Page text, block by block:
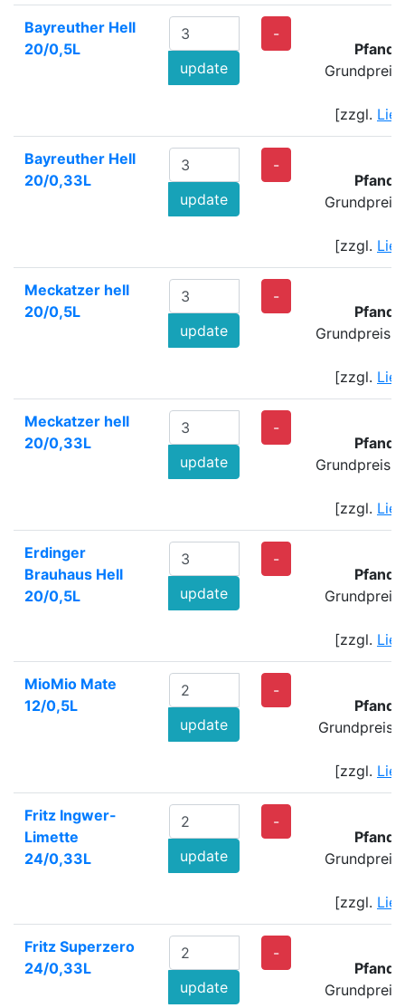
Bayreuther Hell
20/0,5L
update
-
Pfand:
[zzgl.
Bayreuther Hell
20/0,33L
update
-
Pfand:
[zzgl.
Meckatzer hell
20/0,5L
update
-
Pfand:
Grundpreis:
[zzgl.
Meckatzer hell
20/0,33L
update
-
Pfand:
Grundpreis:
[zzgl.
Erdinger
Brauhaus Hell
20/0,5L
update
-
Pfand:
[zzgl.
MioMio Mate
12/0,5L
update
-
Pfand:
Grundpreis:
[zzgl.
Fritz Ingwer-
Limette
24/0,33L
update
-
Pfand:
[zzgl.
Fritz Superzero
24/0,33L
update
-
Pfand: